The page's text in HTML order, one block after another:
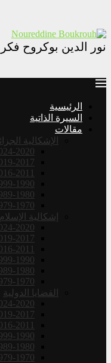
نور الدين بوكروح
الرئيسية
السيرة الذاتية
مقالات
الإشكالية
2020
2017
2011
1990
1980
1970
إشكالية الإسلام
2020
2017
2011
1990
1980
1970
القضايا الدولية
2020
2017
2011
1990
1980
1970